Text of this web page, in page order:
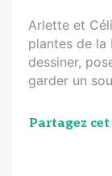
Arlette et
plantes de la
dessiner,
garder un
Partagez